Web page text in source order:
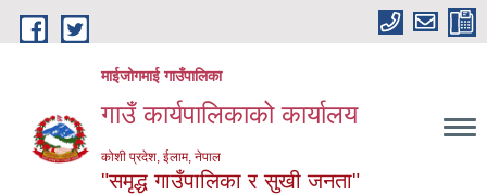
Skip to main content
माईजोगमाई गाउँपालिका
गाउँ कार्यपालिकाको कार्यालय
कोशी प्रदेश, ईलाम, नेपाल
"समृद्ध गाउँपालिका र सुखी जनता"